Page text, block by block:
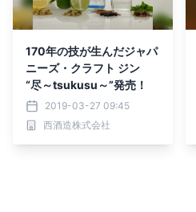
170年の技が生んだジャパ
ニーズ・クラフト ジン
“尽～tsukusu～”発売！
2019-03-27 09:45
西酒造株式会社